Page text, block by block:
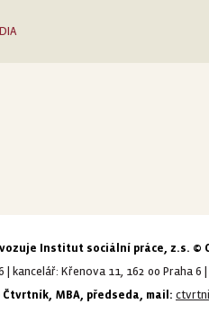
Institut sociální práce, z.s. ©
kancelář: Křenova 11, 162 00 Praha 6 |
MBA, předseda, mail: